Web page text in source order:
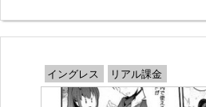
イングレス リアル課金